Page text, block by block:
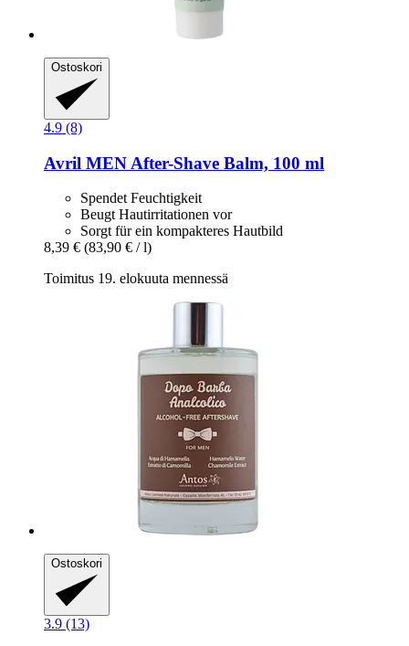
Ostoskori
4.9 (8)
Avril MEN After-​Shave Balm, 100 ml
Spendet Feuchtigkeit
Beugt Hautirritationen vor
Sorgt für ein kompakteres Hautbild
8,39 € (83,90 € / l)
Toimitus 19. elokuuta mennessä
Ostoskori
3.9 (13)